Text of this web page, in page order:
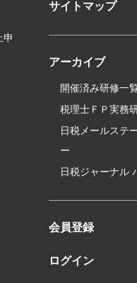
申
サイトマップ
アーカイブ
開催済み研修一
税理士ＦＰ実務
日税メールステ
ー
日税ジャーナル
会員登録
ログイン